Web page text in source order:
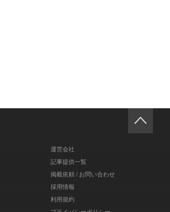
運営会社
記事提供一覧
掲載依頼 / お問い合わせ
採用情報
利用規約